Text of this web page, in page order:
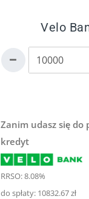
Velo
Zanim udasz się do
kredyt
RRSO: 8.08%
do spłaty: 10832.67 zł